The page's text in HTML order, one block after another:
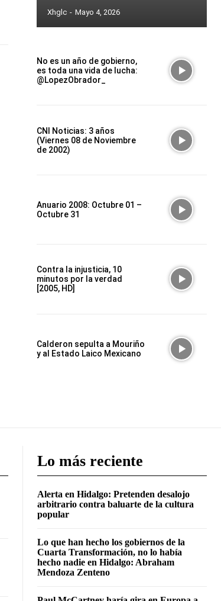
Xhglc - Mayo 4, 2026
No es un año de gobierno,
es toda una vida de lucha:
@LopezObrador_
CNI Noticias: 3 años
(Viernes 08 de Noviembre
de 2002)
Anuario 2008: Octubre 01 –
Octubre 31
Contra la injusticia, 10
minutos por la verdad
[2005, HD]
Calderon sepulta a Mouriño
y al Estado Laico Mexicano
Lo más reciente
Alerta en Hidalgo: Pretenden desalojo
arbitrario contra baluarte de la cultura
popular
Lo que han hecho los gobiernos de la
Cuarta Transformación, no lo había
hecho nadie en Hidalgo: Abraham
Mendoza Zenteno